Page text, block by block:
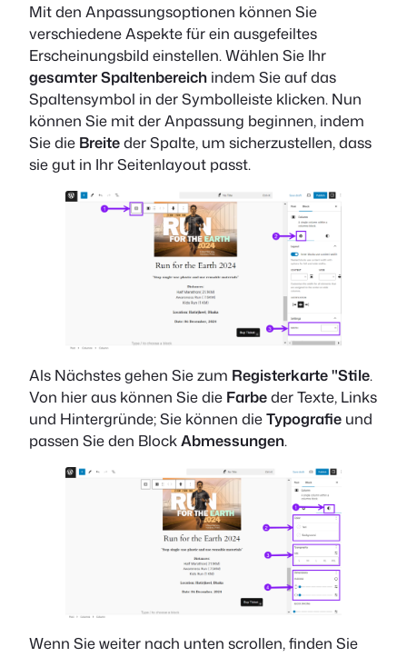
Mit den Anpassungsoptionen können Sie
verschiedene Aspekte für ein ausgefeiltes
Erscheinungsbild einstellen. Wählen Sie Ihr
gesamter Spaltenbereich indem Sie auf das
Spaltensymbol in der Symbolleiste klicken. Nun
können Sie mit der Anpassung beginnen, indem
Sie die Breiteder Spalte, um sicherzustellen, dass
sie gut in Ihr Seitenlayout passt.
Als Nächstes gehen Sie zum Registerkarte "Stile.
Von hier aus können Sie die Farbeder Texte, Links
und Hintergründe; Sie können dieTypografie und
passen Sie den BlockAbmessungen.
Wenn Sie weiter nach unten scrollen, finden Sie